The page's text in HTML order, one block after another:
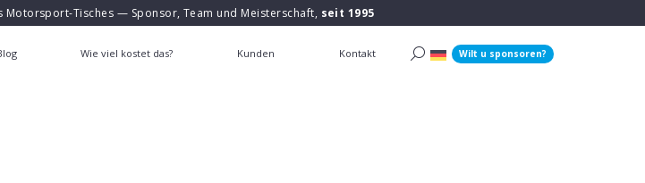
Motorsport-Tisches — Sponsor, Team und Meisterschaft, seit 1995
Wie viel kostet das? Kunden Kontakt Wilt u sponsoren?